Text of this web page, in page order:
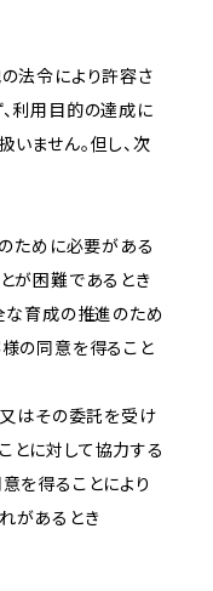
法令により許容さ
利用目的の達成に
ません。但し、次
ために必要がある
が困難であるとき
な育成の推進のため
の同意を得ること
又はその委託を受け
とに対して協力する
を得ることにより
があるとき